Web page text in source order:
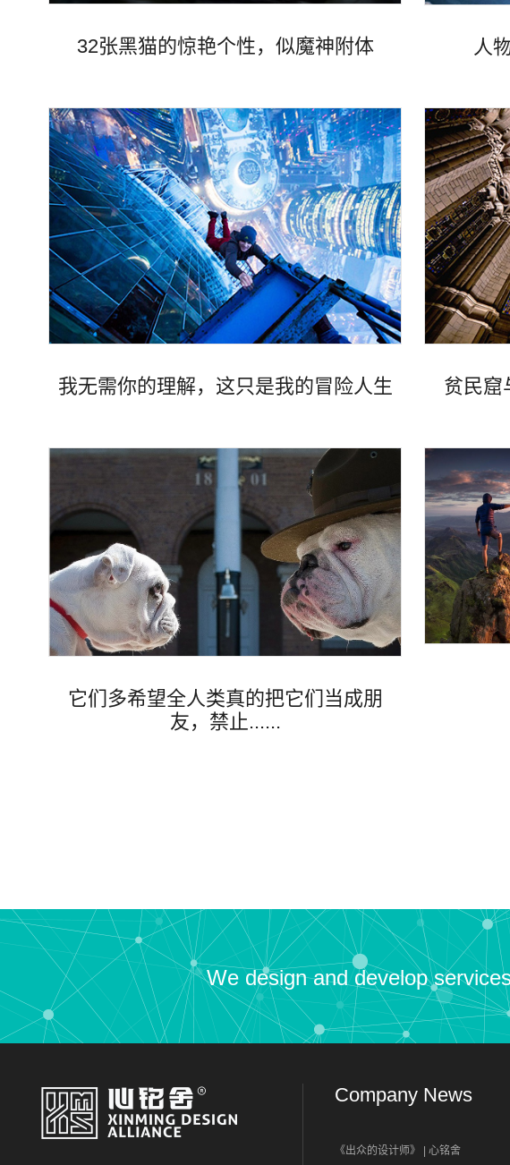
32张黑猫的惊艳个性，似魔神附体 人
Views
我无需你的理解，这只是我的冒险人生 贫民窟
Views
它们多希望全人类真的把它们当成朋
友，禁止......
We design and develop
Company News
《出众的设计师》 | 心铭舍